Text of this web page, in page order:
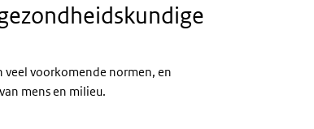
veel voorkomende normen, en
mens en milieu.